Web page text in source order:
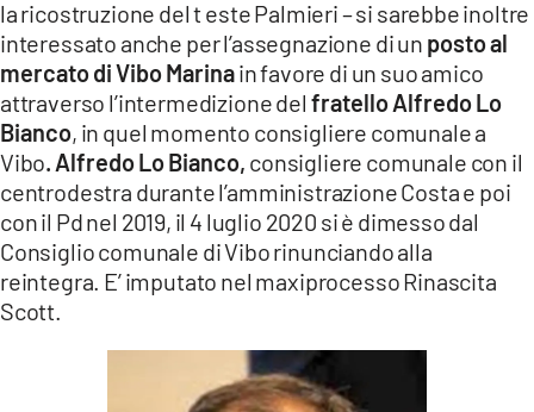
la ricostruzione del t este Palmieri – si sarebbe inoltre
interessato anche per l’assegnazione di un posto al
mercato di Vibo Marinain favore di un suo amico
attraverso l’intermedizione del fratello Alfredo Lo
Bianco, in quel momento consigliere comunale a
Vibo. Alfredo Lo Bianco, consigliere comunale con il
centrodestra durante l’amministrazione Costa e poi
con il Pd nel 2019, il 4 luglio 2020 si è dimesso dal
Consiglio comunale di Vibo rinunciando alla
reintegra. E’ imputato nel maxiprocesso Rinascita
Scott.